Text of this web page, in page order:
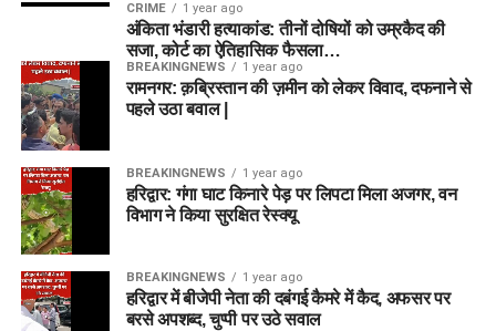
CRIME 1 year ago
अंकिता भंडारी हत्याकांड: तीनों दोषियों को उम्रकैद की
सजा, कोर्ट का ऐतिहासिक फैसला…
BREAKINGNEWS 1 year ago
रामनगर: क़ब्रिस्तान की ज़मीन को लेकर विवाद, दफनाने से
पहले उठा बवाल |
BREAKINGNEWS 1 year ago
हरिद्वार: गंगा घाट किनारे पेड़ पर लिपटा मिला अजगर, वन
विभाग ने किया सुरक्षित रेस्क्यू
BREAKINGNEWS 1 year ago
हरिद्वार में बीजेपी नेता की दबंगई कैमरे में कैद, अफसर पर
बरसे अपशब्द, चुप्पी पर उठे सवाल